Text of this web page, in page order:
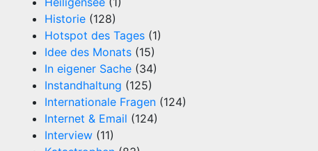
Historie (128)
Hotspot des Tages (1)
Idee des Monats (15)
In eigener Sache (34)
Instandhaltung (125)
Internationale Fragen (124)
Internet & Email (124)
Interview (11)